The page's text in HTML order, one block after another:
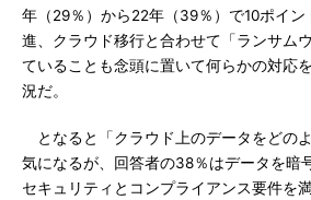
年（29％）から22年（39％）で10ポイン
進、クラウド移行と合わせて「ランサム
ていることも念頭に置いて何らかの対応
況だ。
となると「クラウド上のデータをどの
気になるが、回答者の38％はデータを暗
セキュリティとコンプライアンス要件を